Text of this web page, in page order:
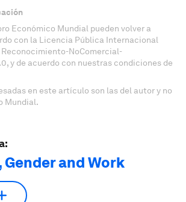
Económico Mundial pueden volver a
con la Licencia Pública Internacional
Reconocimiento-NoComercial-
y de acuerdo con nuestras condiciones de
en este artículo son las del autor y no
Mundial.
and Work